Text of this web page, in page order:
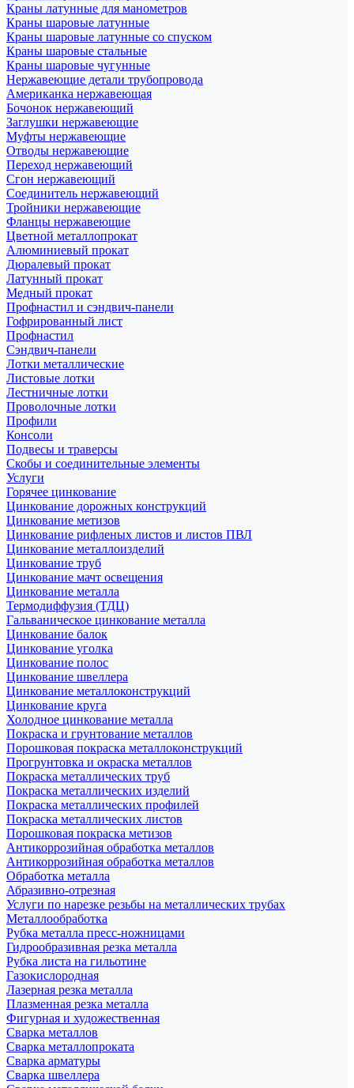
Краны латунные для манометров
Краны шаровые латунные
Краны шаровые латунные со спуском
Краны шаровые стальные
Краны шаровые чугунные
Нержавеющие детали трубопровода
Американка нержавеющая
Бочонок нержавеющий
Заглушки нержавеющие
Муфты нержавеющие
Отводы нержавеющие
Переход нержавеющий
Сгон нержавеющий
Соединитель нержавеющий
Тройники нержавеющие
Фланцы нержавеющие
Цветной металлопрокат
Алюминиевый прокат
Дюралевый прокат
Латунный прокат
Медный прокат
Профнастил и сэндвич-панели
Гофрированный лист
Профнастил
Сэндвич-панели
Лотки металлические
Листовые лотки
Лестничные лотки
Проволочные лотки
Профили
Консоли
Подвесы и траверсы
Скобы и соединительные элементы
Услуги
Горячее цинкование
Цинкование дорожных конструкций
Цинкование метизов
Цинкование рифленых листов и листов ПВЛ
Цинкование металлоизделий
Цинкование труб
Цинкование мачт освещения
Цинкование металла
Термодиффузия (ТДЦ)
Гальваническое цинкование металла
Цинкование балок
Цинкование уголка
Цинкование полос
Цинкование швеллера
Цинкование металлоконструкций
Цинкование круга
Холодное цинкование металла
Покраска и грунтование металлов
Порошковая покраска металлоконструкций
Прогрунтовка и окраска металлов
Покраска металлических труб
Покраска металлических изделий
Покраска металлических профилей
Покраска металлических листов
Порошковая покраска метизов
Антикоррозийная обработка металлов
Антикоррозийная обработка металлов
Обработка металла
Абразивно-отрезная
Услуги по нарезке резьбы на металлических трубах
Металлообработка
Рубка металла пресс-ножницами
Гидрообразивная резка металла
Рубка листа на гильотине
Газокислородная
Лазерная резка металла
Плазменная резка металла
Фигурная и художественная
Сварка металлов
Сварка металлопроката
Сварка арматуры
Сварка швеллера